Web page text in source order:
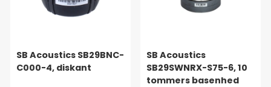
SB Acoustics SB29BNC-
C000-4, diskant
SB Acoustics
SB29SWNRX-S75-6, 10
tommers basenhed